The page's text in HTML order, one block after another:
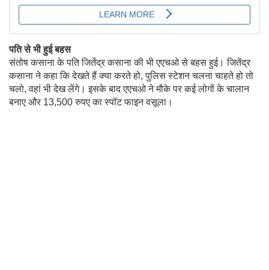
पति से भी हुई बहस
संतोष कसाना के पति जितेंद्र कसाना की भी एएचओ से बहस हुई। जितेंद्र
कसाना ने कहा कि देखते हैं क्या करते हो, पुलिस स्टेशन चलना चाहते हो तो
चलो, वहां भी देख लेंगे। इसके बाद एएचओ ने मौके पर कई लोगों के चालान
बनाए और 13,500 रुपए का स्पॉट फाइन वसूला।